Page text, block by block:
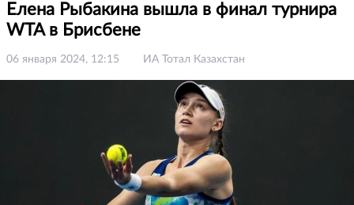
Елена Рыбакина вышла в финал турнира
WTA в Брисбене
06 января 2024, 12:15 ИА Тотал Казахстан